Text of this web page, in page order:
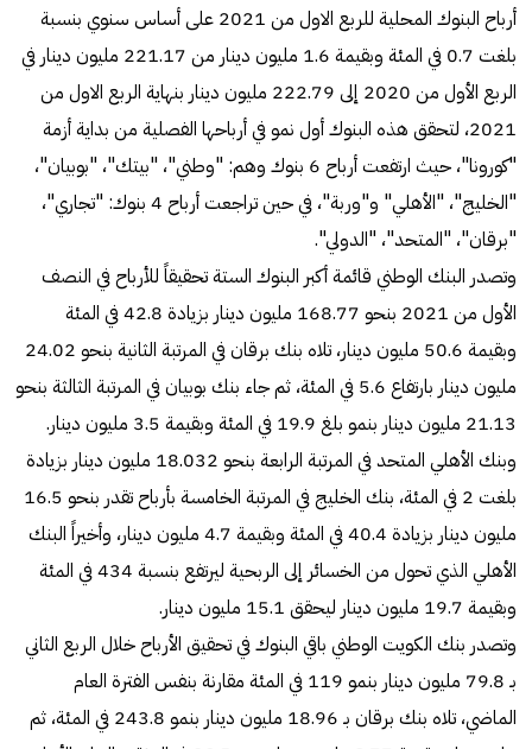
أرباح البنوك المحلية للربع الاول من 2021 على أساس سنوي بنسبة
بلغت 0.7 في المئة وبقيمة 1.6 مليون دينار من 221.17 مليون دينار في
الربع الأول من 2020 إلى 222.79 مليون دينار بنهاية الربع الاول من
2021، لتحقق هذه البنوك أول نمو في أرباحها الفصلية من بداية أزمة
"كورونا"، حيث ارتفعت أرباح 6 بنوك وهم: "وطني"، "بيتك"، "بوبيان"،
"الخليج"، "الأهلي" و"وربة"، في حين تراجعت أرباح 4 بنوك: "تجاري"،
"برقان"، "المتحد"، "الدولي".
وتصدر البنك الوطني قائمة أكبر البنوك الستة تحقيقاً للأرباح في النصف
الأول من 2021 بنحو 168.77 مليون دينار بزيادة 42.8 في المئة
وبقيمة 50.6 مليون دينار، تلاه بنك برقان في المرتبة الثانية بنحو 24.02
مليون دينار بارتفاع 5.6 في المئة، ثم جاء بنك بوبيان في المرتبة الثالثة بنحو
21.13 مليون دينار بنمو بلغ 19.9 في المئة وبقيمة 3.5 مليون دينار.
وبنك الأهلي المتحد في المرتبة الرابعة بنحو 18.032 مليون دينار بزيادة
بلغت 2 في المئة، بنك الخليج في المرتبة الخامسة بأرباح تقدر بنحو 16.5
مليون دينار بزيادة 40.4 في المئة وبقيمة 4.7 مليون دينار، وأخيراً البنك
الأهلي الذي تحول من الخسائر إلى الربحية ليرتفع بنسبة 434 في المئة
وبقيمة 19.7 مليون دينار ليحقق 15.1 مليون دينار.
وتصدر بنك الكويت الوطني باقي البنوك في تحقيق الأرباح خلال الربع الثاني
بـ 79.8 مليون دينار بنمو 119 في المئة مقارنة بنفس الفترة العام
الماضي، تلاه بنك برقان بـ 18.96 مليون دينار بنمو 243.8 في المئة، ثم